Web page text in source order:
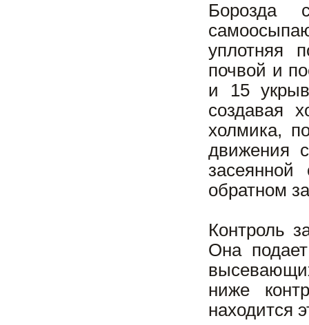
Борозда
уплотняя
почвой и
и 15
создавая
холмика,
движения
обратном
Контроль
Она
ниже
находится